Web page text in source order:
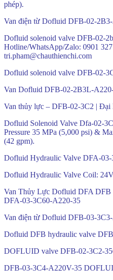
phép).
Van điện từ Dofluid DFB-02-
Dofluid solenoid valve DFB-02-
Hotline/WhatsApp/Zalo: 0901
tri.pham@chauthienchi.com
Dofluid solenoid valve DFB-02-
Van Dofluid DFB-02-2B3L-
Van thủy lực – DFB-02-3C2 |
Dofluid Solenoid Valve Dfa-02-
Pressure 35 MPa (5,000 psi) &
(42 gpm).
Dofluid Hydraulic Valve DFA-
Dofluid Hydraulic Valve Coil:
Van Thủy Lực Dofluid DFA
DFA-03-3C60-A220-35
Van điện từ Dofluid DFB-03-
Dofluid DFB hydraulic valve
DOFLUID valve DFB-02-3C2-
DFB-03-3C4-A220V-35